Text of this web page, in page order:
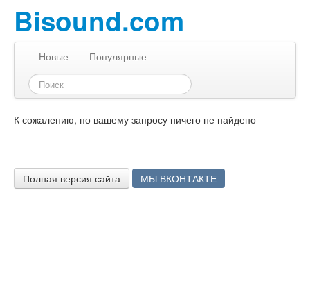
Bisound.com
Новые Популярные
К сожалению, по вашему запросу ничего не найдено
Полная версия сайта МЫ ВКОНТАКТЕ